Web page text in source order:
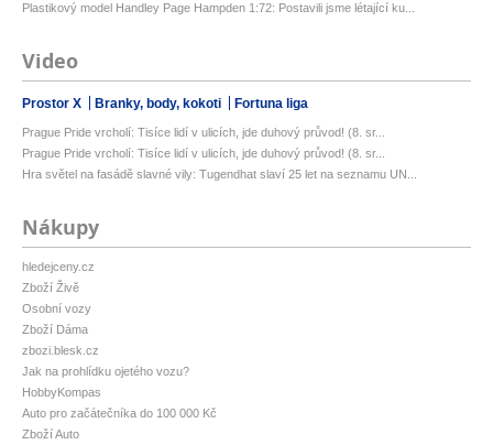
Plastikový model Handley Page Hampden 1:72: Postavili jsme létající ku...
Video
Prostor X Branky, body, kokoti Fortuna liga
Prague Pride vrcholí: Tisíce lidí v ulicích, jde duhový průvod! (8. sr...
Prague Pride vrcholí: Tisíce lidí v ulicích, jde duhový průvod! (8. sr...
Hra světel na fasádě slavné vily: Tugendhat slaví 25 let na seznamu UN...
Nákupy
hledejceny.cz
Zboží Živě
Osobní vozy
Zboží Dáma
zbozi.blesk.cz
Jak na prohlídku ojetého vozu?
HobbyKompas
Auto pro začátečníka do 100 000 Kč
Zboží Auto